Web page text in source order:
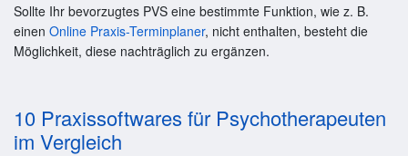
Sollte Ihr bevorzugtes PVS eine bestimmte Funktion, wie z. B.
einen Online Praxis-Terminplaner, nicht enthalten, besteht die
Möglichkeit, diese nachträglich zu ergänzen.
10 Praxissoftwares für Psychotherapeuten
im Vergleich